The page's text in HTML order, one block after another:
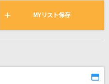
ている曲の一覧
MYリスト保存